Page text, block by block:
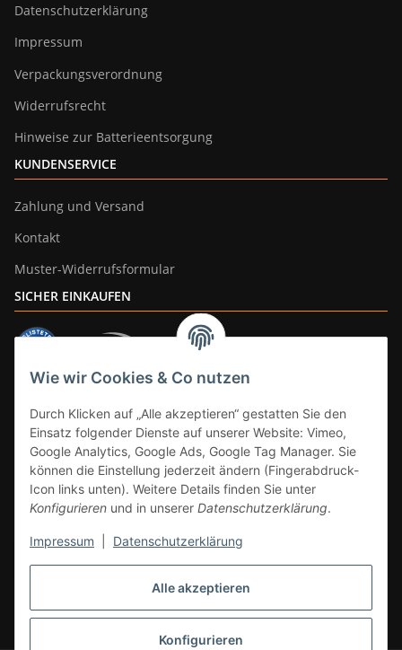
Alle akzeptieren
Konfigurieren
Wie wir Cookies & Co nutzen
Durch Klicken auf „Alle akzeptieren“ gestatten Sie den
Einsatz folgender Dienste auf unserer Website: Vimeo,
Google Analytics, Google Ads, Google Tag Manager. Sie
können die Einstellung jederzeit ändern (Fingerabdruck-
Icon links unten). Weitere Details finden Sie unter
Konfigurieren und in unserer Datenschutzerklärung.
Impressum Datenschutzerklärung
Datenschutzerklärung
Impressum
Verpackungsverordnung
Widerrufsrecht
Hinweise zur Batterieentsorgung
KUNDENSERVICE
Zahlung und Versand
Kontakt
Muster-Widerrufsformular
SICHER EINKAUFEN
* Alle Preise inkl. gesetzlicher Mwst., zzgl.Versand
DE, gilt nicht für Großgeräte per Spedition). Artikel mit 0% MwSt. (gem. §